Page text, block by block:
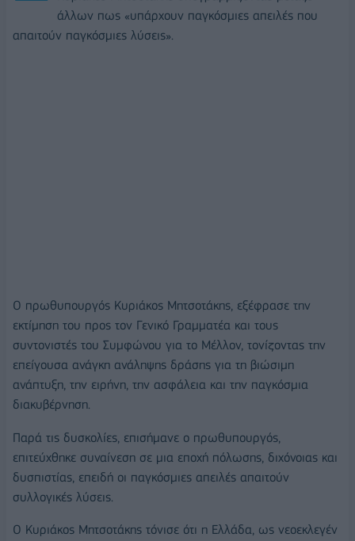
άλλων πως «υπάρχουν παγκόσμιες απειλές που
απαιτούν παγκόσμιες λύσεις».
O πρωθυπουργός Κυριάκος Μητσοτάκης, εξέφρασε την
εκτίμηση του προς τον Γενικό Γραμματέα και τους
συντονιστές του Συμφώνου για το Μέλλον, τονίζοντας την
επείγουσα ανάγκη ανάληψης δράσης για τη βιώσιμη
ανάπτυξη, την ειρήνη, την ασφάλεια και την παγκόσμια
διακυβέρνηση.
Παρά τις δυσκολίες, επισήμανε ο πρωθυπουργός,
επιτεύχθηκε συναίνεση σε μια εποχή πόλωσης, διχόνοιας και
δυσπιστίας, επειδή οι παγκόσμιες απειλές απαιτούν
συλλογικές λύσεις.
O Κυριάκος Μητσοτάκης τόνισε ότι η Ελλάδα, ως νεοεκλεγέν